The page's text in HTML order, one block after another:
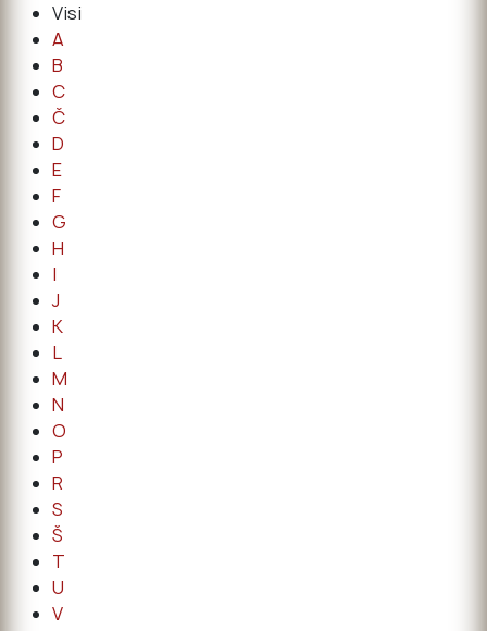
Visi
A
B
C
Č
D
E
F
G
H
I
J
K
L
M
N
O
P
R
S
Š
T
U
V